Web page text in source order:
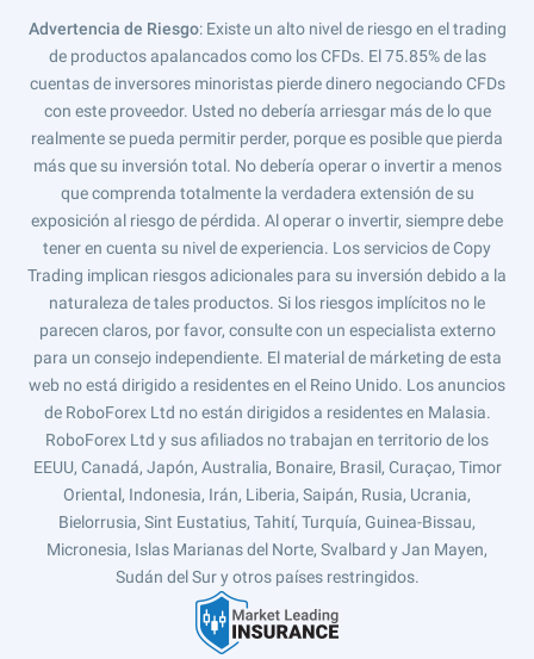
Advertencia de Riesgo: Existe un alto nivel de riesgo en el trading
de productos apalancados como los CFDs. El 75.85% de las
cuentas de inversores minoristas pierde dinero negociando CFDs
con este proveedor. Usted no debería arriesgar más de lo que
realmente se pueda permitir perder, porque es posible que pierda
más que su inversión total. No debería operar o invertir a menos
que comprenda totalmente la verdadera extensión de su
exposición al riesgo de pérdida. Al operar o invertir, siempre debe
tener en cuenta su nivel de experiencia. Los servicios de Copy
Trading implican riesgos adicionales para su inversión debido a la
naturaleza de tales productos. Si los riesgos implícitos no le
parecen claros, por favor, consulte con un especialista externo
para un consejo independiente. El material de márketing de esta
web no está dirigido a residentes en el Reino Unido. Los anuncios
de RoboForex Ltd no están dirigidos a residentes en Malasia.
RoboForex Ltd y sus afiliados no trabajan en territorio de los
EEUU, Canadá, Japón, Australia, Bonaire, Brasil, Curaçao, Timor
Oriental, Indonesia, Irán, Liberia, Saipán, Rusia, Ucrania,
Bielorrusia, Sint Eustatius, Tahití, Turquía, Guinea-Bissau,
Micronesia, Islas Marianas del Norte, Svalbard y Jan Mayen,
Sudán del Sur y otros países restringidos.